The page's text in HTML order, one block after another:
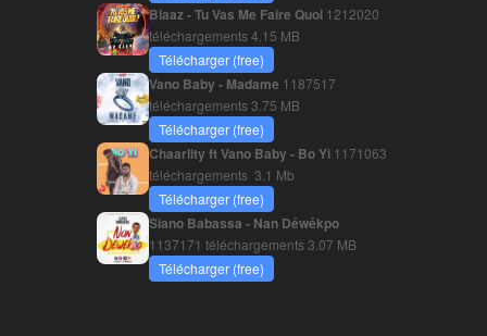
Blaaz - Tu Vas Me Faire Quoi 1212020
téléchargements4.15 MB
Télécharger (free)
Vano Baby - Madame 1187517
téléchargements3.75 MB
Télécharger (free)
Chaarlity ft Vano Baby - Bo Yi 1171063
téléchargements 3.1 Mb
Télécharger (free)
Siano Babassa - Nan Déwékpo
1137171 téléchargements3.07 MB
Télécharger (free)